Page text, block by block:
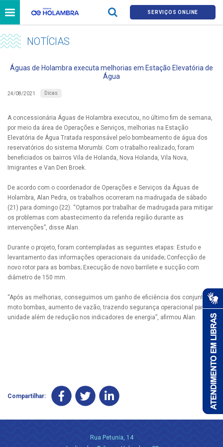
SERVIÇOS ONLINE
NOTÍCIAS
Águas de Holambra executa melhorias em Estação Elevatória de
Água
24/08/2021 Dicas
A concessionária Águas de Holambra executou, no último fim de semana,
por meio da área de Operações e Serviços, melhorias na Estação
Elevatória de Água Tratada responsável pelo bombeamento de água dos
reservatórios do sistema Morumbi. Com o trabalho realizado, foram
beneficiados os bairros Vila de Holanda, Nova Holanda, Vila Nova,
Imigrantes e Van Den Broek.
De acordo com o coordenador de Operações e Serviços da Águas de
Holambra, Alan Pedra, os trabalhos ocorreram na madrugada de sábado
(21) para domingo (22). “Optamos por trabalhar de madrugada para mitigar
os problemas com abastecimento da referida região durante as
intervenções”, disse Alan.
Durante o projeto, foram contempladas as seguintes etapas: Estudo e
levantamento das informações operacionais da unidade; Confecção de
novo rotor para as bombas; Execução de novo barrilete e sucção com
diâmetro de 150 mm.
“Após as melhorias, conseguimos um ganho de eficiência dos conjuntos
moto bombas, aumento de vazão, trazendo segurança operacional para
unidade além de redução nos indicadores de energia”, afirmou Alan.
Compartilhar:
Rua Petunia, 14